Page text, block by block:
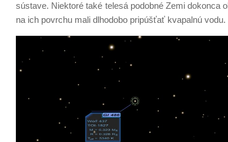
sústave. Niektoré také telesá podobné Zemi dokonca
na ich povrchu mali dlhodobo pripúšťať kvapalnú vodu.